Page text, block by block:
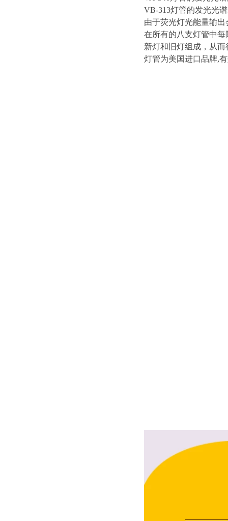
VB-313灯管的发光光
由于荧光灯光能量输
在所有的八支灯管中
新灯和旧灯组成，从
灯管为美国进口品牌,